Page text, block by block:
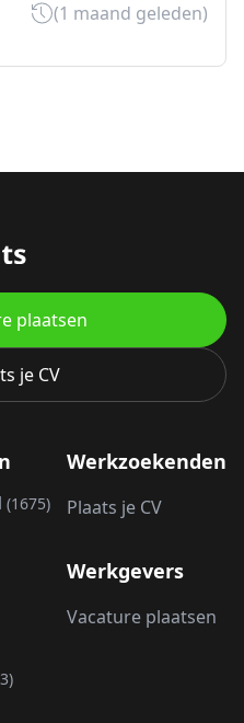
(1 maand geleden)
je CV
plaatsen
(1675)
Werkzoekenden
Plaats je CV
Werkgevers
Vacature plaatsen